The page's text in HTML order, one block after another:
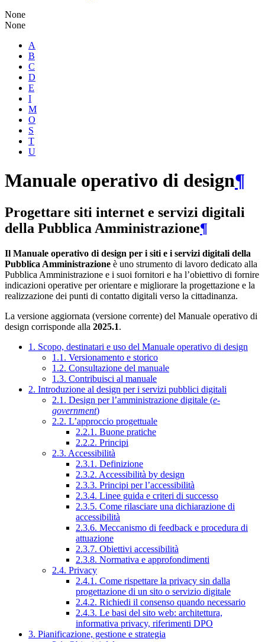
None
None
A
B
C
D
E
I
M
O
S
T
U
Manuale operativo di design¶
Progettare siti internet e servizi digitali
della Pubblica Amministrazione¶
Il Manuale operativo di design per i siti e i servizi digitali della
Pubblica Amministrazione è uno strumento di lavoro dedicato alla
Pubblica Amministrazione e i suoi fornitori e ha l’obiettivo di fornire
indicazioni operative per orientare e migliorare la progettazione e la
realizzazione dei punti di contatto digitali verso la cittadinanza.
La versione aggiornata (versione corrente) del Manuale operativo di
design corrisponde alla 2025.1.
1. Scopo, destinatari e uso del Manuale operativo di design
1.1. Versionamento e storico
1.2. Consultazione del manuale
1.3. Contribuisci al manuale
2. Introduzione al design per i servizi pubblici digitali
2.1. Design per l’amministrazione digitale (e-
government)
2.2. L’approccio progettuale
2.2.1. Buone pratiche
2.2.2. Principi
2.3. Accessibilità
2.3.1. Definizione
2.3.2. Accessibilità by design
2.3.3. Principi per l’accessibilità
2.3.4. Linee guida e criteri di successo
2.3.5. Come rilasciare una dichiarazione di
accessibilità
2.3.6. Meccanismo di feedback e procedura di
attuazione
2.3.7. Obiettivi accessibilità
2.3.8. Normativa e approfondimenti
2.4. Privacy
2.4.1. Come rispettare la privacy sin dalla
progettazione di un sito o servizio digitale
2.4.2. Richiedi il consenso quando necessario
2.4.3. Le basi del sito web: architettura,
informativa privacy, riferimenti DPO
3. Pianificazione, gestione e strategia